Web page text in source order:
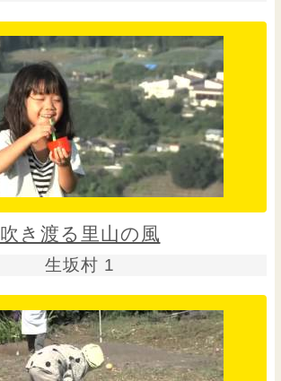
吹き渡る里山の風
生坂村 1